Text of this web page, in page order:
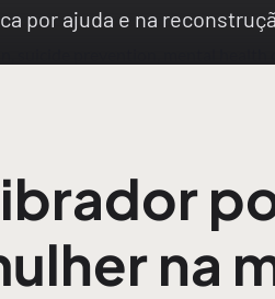
por ajuda e na
na